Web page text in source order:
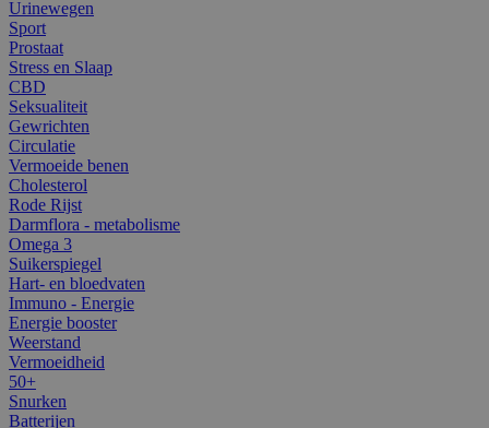
Urinewegen
Sport
Prostaat
Stress en Slaap
CBD
Seksualiteit
Gewrichten
Circulatie
Vermoeide benen
Cholesterol
Rode Rijst
Darmflora - metabolisme
Omega 3
Suikerspiegel
Hart- en bloedvaten
Immuno - Energie
Energie booster
Weerstand
Vermoeidheid
50+
Snurken
Batterijen